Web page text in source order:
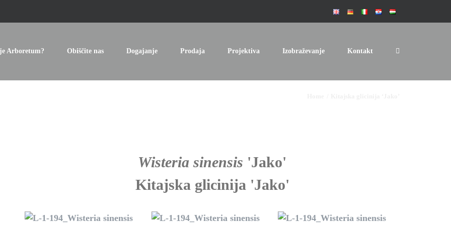
Arboretum? Obiščite nas Dogajanje Prodaja Projektiva Izobraževanje Kontakt
Wisteria sinensis 'Jako'
Kitajska glicinija 'Jako'